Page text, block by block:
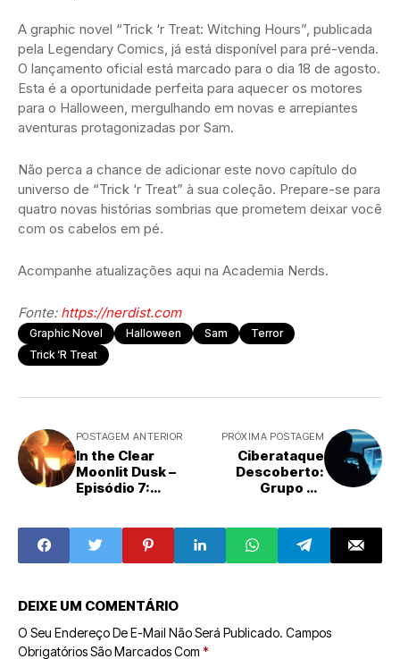
A graphic novel “Trick ‘r Treat: Witching Hours”, publicada
pela Legendary Comics, já está disponível para pré-venda.
O lançamento oficial está marcado para o dia 18 de agosto.
Esta é a oportunidade perfeita para aquecer os motores
para o Halloween, mergulhando em novas e arrepiantes
aventuras protagonizadas por Sam.
Não perca a chance de adicionar este novo capítulo do
universo de “Trick ‘r Treat” à sua coleção. Prepare-se para
quatro novas histórias sombrias que prometem deixar você
com os cabelos em pé.
Acompanhe atualizações aqui na Academia Nerds.
Fonte: https://nerdist.com
Graphic Novel Halloween Sam
Terror
Trick ‘r Treat
POSTAGEM ANTERIOR
In the Clear
Moonlit Dusk –
Episódio 7:
Romântico e
Sentimental
PRÓXIMA POSTAGEM
Ciberataque
Descoberto:
Grupo de
Sete Anos no
Brasil, Revela
Google
DEIXE UM COMENTÁRIO
O Seu Endereço De E-Mail Não Será Publicado. Campos
Obrigatórios São Marcados Com *